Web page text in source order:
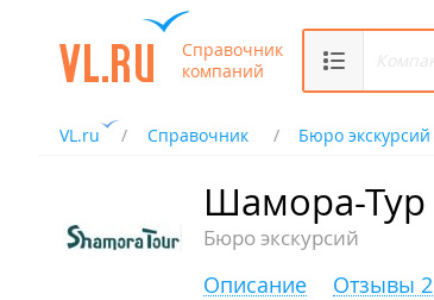
Справочник
компаний
VL.ru Справочник Бюро экскурсий
Шамора-Тур
Бюро экскурсий
Описание Отзывы 2